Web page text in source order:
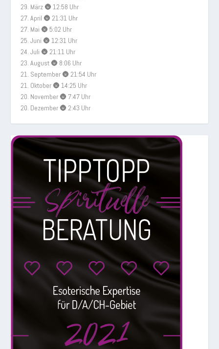
29. März 🌚 12:58 Uhr
27. April 🌚 21:31 Uhr
27. Mai 🌚 5:02 Uhr
25. Juni 🌚 12:31 Uhr
24. Juli 🌚 21:11 Uhr
23. August 🌚 8:06 Uhr
21. September 🌚 21:54 Uhr
21. Oktober 🌚 14:25 Uhr
20. November 🌚 7:47 Uhr
20. Dezember 🌚 2:43 Uhr